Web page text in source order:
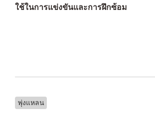
ใช้ในการแข่งขันและการฝึกซ้อม
พุ่งแหลน